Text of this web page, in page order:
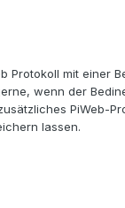
Protokoll mit einer
wenn der
PiWeb-
lassen.